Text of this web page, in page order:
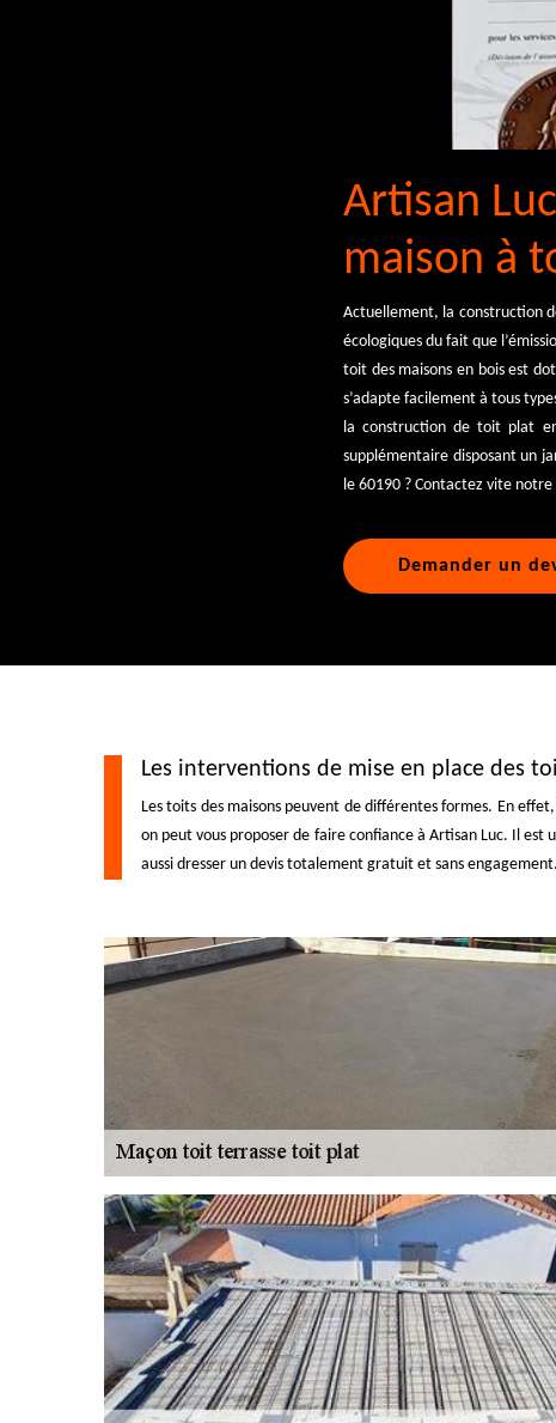
Artisan
maison à
Actuellement, la construction
écologiques du fait que
toit des maisons en bois est
s’adapte facilement à tous
la construction de toit plat
supplémentaire disposant un
le 60190 ? Contactez vite
Demander un
Les interventions de mise en place des
Les toits des maisons peuvent de différentes formes. En
on peut vous proposer de faire confiance à Artisan Luc. Il
aussi dresser un devis totalement gratuit et sans engagement.